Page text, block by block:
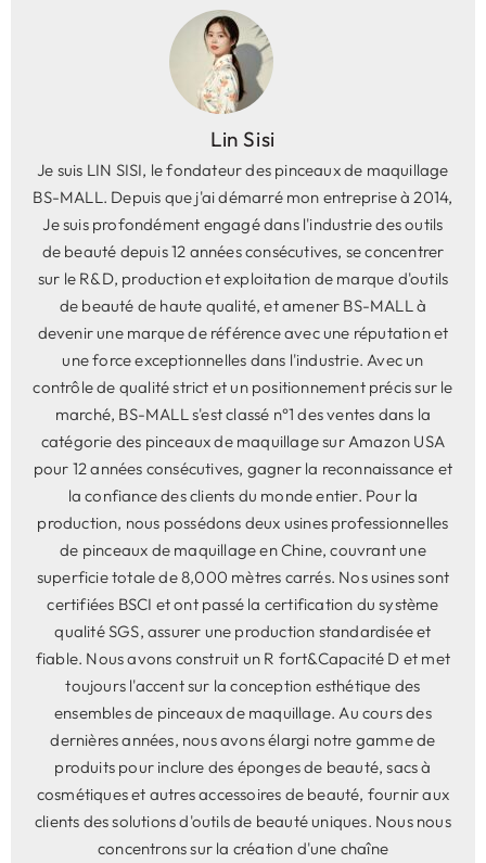
Lin Sisi
Je suis LIN SISI, le fondateur des pinceaux de maquillage
BS-MALL. Depuis que j'ai démarré mon entreprise à 2014,
Je suis profondément engagé dans l'industrie des outils
de beauté depuis 12 années consécutives, se concentrer
sur le R&D, production et exploitation de marque d'outils
de beauté de haute qualité, et amener BS-MALL à
devenir une marque de référence avec une réputation et
une force exceptionnelles dans l'industrie. Avec un
contrôle de qualité strict et un positionnement précis sur le
marché, BS-MALL s'est classé n°1 des ventes dans la
catégorie des pinceaux de maquillage sur Amazon USA
pour 12 années consécutives, gagner la reconnaissance et
la confiance des clients du monde entier. Pour la
production, nous possédons deux usines professionnelles
de pinceaux de maquillage en Chine, couvrant une
superficie totale de 8,000 mètres carrés. Nos usines sont
certifiées BSCI et ont passé la certification du système
qualité SGS, assurer une production standardisée et
fiable. Nous avons construit un R fort&Capacité D et met
toujours l'accent sur la conception esthétique des
ensembles de pinceaux de maquillage. Au cours des
dernières années, nous avons élargi notre gamme de
produits pour inclure des éponges de beauté, sacs à
cosmétiques et autres accessoires de beauté, fournir aux
clients des solutions d'outils de beauté uniques. Nous nous
concentrons sur la création d'une chaîne